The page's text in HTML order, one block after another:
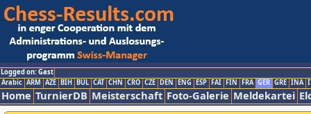
Logged on: Gast
Arabic ARM AZE BIH BUL CAT CHN CRO CZE DEN ENG ESP FAI FIN FRA GER GRE INA
Home TurnierDB Meisterschaft Foto-Galerie Meldekartei